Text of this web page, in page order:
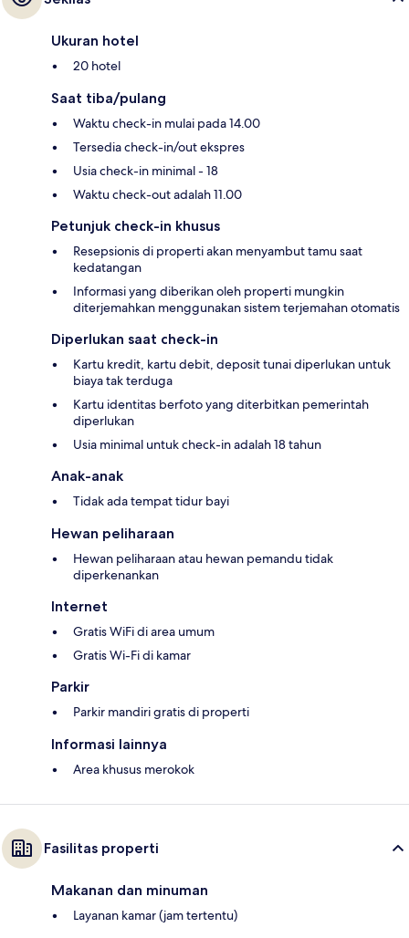
Ukuran hotel
20 hotel
Saat tiba/pulang
Waktu check-in mulai pada 14.00
Tersedia check-in/out ekspres
Usia check-in minimal - 18
Waktu check-out adalah 11.00
Petunjuk check-in khusus
Resepsionis di properti akan menyambut tamu saat
kedatangan
Informasi yang diberikan oleh properti mungkin
diterjemahkan menggunakan sistem terjemahan otomatis
Diperlukan saat check-in
Kartu kredit, kartu debit, deposit tunai diperlukan untuk
biaya tak terduga
Kartu identitas berfoto yang diterbitkan pemerintah
diperlukan
Usia minimal untuk check-in adalah 18 tahun
Anak-anak
Tidak ada tempat tidur bayi
Hewan peliharaan
Hewan peliharaan atau hewan pemandu tidak
diperkenankan
Internet
Gratis WiFi di area umum
Gratis Wi-Fi di kamar
Parkir
Parkir mandiri gratis di properti
Informasi lainnya
Area khusus merokok
Fasilitas properti
Makanan dan minuman
Layanan kamar (jam tertentu)